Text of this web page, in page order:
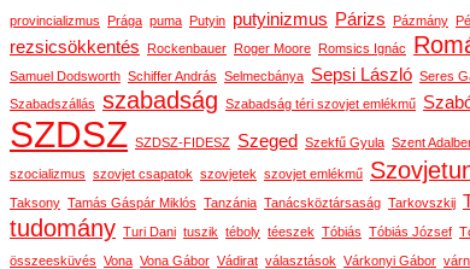
provincializmus Prága puma Putyin putyinizmus Párizs Pázmány
rezsicsökkentés Rockenbauer Roger Moore Romsics Ignác
Samuel Dodsworth Schiffer András Selmecbánya Sepsi László Seres
Szabadszállás szabadság Szabadság téri szovjet emlékmű
SZDSZ SZDSZ-FIDESZ Szeged Szekfű Gyula Szent
szocializmus szovjet csapatok szovjetek szovjet emlékmű
Taksony Tamás Gáspár Miklós Tanzánia Tanácsköztársaság Tarkovszkij
tudomány Turi Dani tuszik téboly téeszek Tóbiás Tóbiás József
összeesküvés Vona Vona Gábor Vádirat választások Várkonyi Gábor